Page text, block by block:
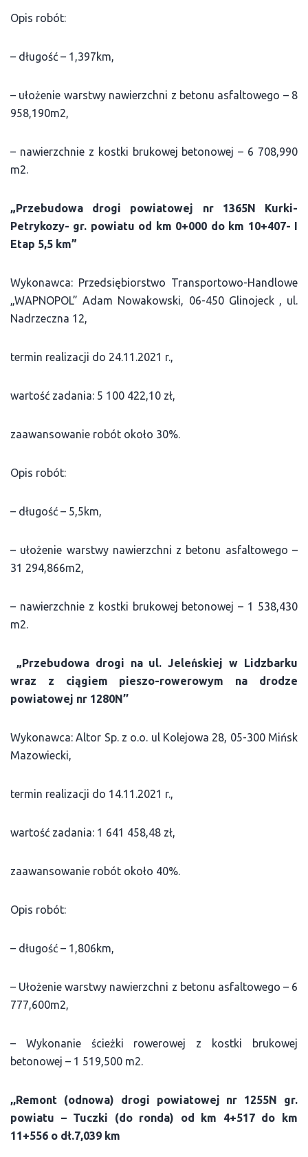
Opis robót:
– długość – 1,397km,
– ułożenie warstwy nawierzchni z betonu asfaltowego – 8
958,190m2,
– nawierzchnie z kostki brukowej betonowej – 6 708,990
m2.
„Przebudowa drogi powiatowej nr 1365N Kurki-
Petrykozy- gr. powiatu od km 0+000 do km 10+407- I
Etap 5,5 km”
Wykonawca: Przedsiębiorstwo Transportowo-Handlowe
„WAPNOPOL” Adam Nowakowski, 06-450 Glinojeck , ul.
Nadrzeczna 12,
termin realizacji do 24.11.2021 r.,
wartość zadania: 5 100 422,10 zł,
zaawansowanie robót około 30%.
Opis robót:
– długość – 5,5km,
– ułożenie warstwy nawierzchni z betonu asfaltowego –
31 294,866m2,
– nawierzchnie z kostki brukowej betonowej – 1 538,430
m2.
„Przebudowa drogi na ul. Jeleńskiej w Lidzbarku
wraz z ciągiem pieszo-rowerowym na drodze
powiatowej nr 1280N’’
Wykonawca: Altor Sp. z o.o. ul Kolejowa 28, 05-300 Mińsk
Mazowiecki,
termin realizacji do 14.11.2021 r.,
wartość zadania: 1 641 458,48 zł,
zaawansowanie robót około 40%.
Opis robót:
– długość – 1,806km,
– Ułożenie warstwy nawierzchni z betonu asfaltowego – 6
777,600m2,
– Wykonanie ścieżki rowerowej z kostki brukowej
betonowej – 1 519,500 m2.
,,Remont (odnowa) drogi powiatowej nr 1255N gr.
powiatu – Tuczki (do ronda) od km 4+517 do km
11+556 o dł.7,039 km